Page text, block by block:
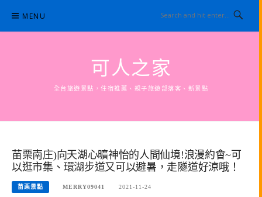
content
MENU
可人之家
全台旅遊景點，住宿推薦、親子旅遊部落客、新景點
苗栗南庄)向天湖心曠神怡的人間仙境!浪漫約會~可
以逛市集、環湖步道又可以避暑，走隧道好涼哦！
苗栗景點 MERRY09041 2021-11-24